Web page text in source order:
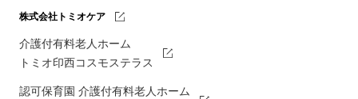
株式会社トミオケア
介護付有料老人ホーム
トミオ印西コスモステラス
認可保育園 介護付有料老人ホーム